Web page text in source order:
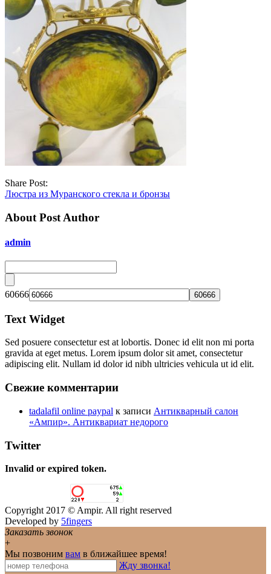
Share Post:
Люстра из Муранского стекла и бронзы
About Post Author
admin
60666
Text Widget
Sed posuere consectetur est at lobortis. Donec id elit non mi porta
gravida at eget metus. Lorem ipsum dolor sit amet, consectetur
adipiscing elit. Nullam id dolor id nibh ultricies vehicula ut id elit.
Свежие комментарии
tadalafil online paypal к записи Антикварный салон
«Ампир». Антиквариат недорого
Twitter
Invalid or expired token.
Copyright 2017 © Ampir. All right reserved
Developed by 5fingers
Заказать звонок
+
Мы позвоним вам в ближайшее время!
Жду звонка!